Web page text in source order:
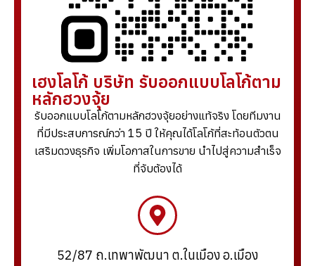
เฮงโลโก้ บริษัท รับออกแบบโลโก้ตาม
หลักฮวงจุ้ย
รับออกแบบโลโก้ตามหลักฮวงจุ้ยอย่างแท้จริง โดยทีมงาน
ที่มีประสบการณ์กว่า 15 ปี ให้คุณได้โลโก้ที่สะท้อนตัวตน
เสริมดวงธุรกิจ เพิ่มโอกาสในการขาย นำไปสู่ความสำเร็จ
ที่จับต้องได้
52/87 ถ.เทพาพัฒนา ต.ในเมือง อ.เมือง